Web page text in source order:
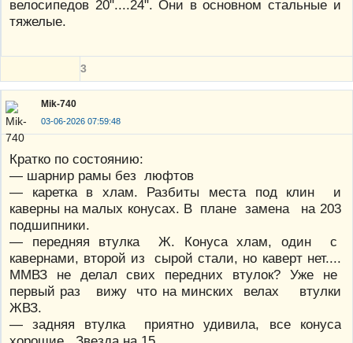
велосипедов 20"....24". Они в основном стальные и
тяжелые.
3
Mik-740
03-06-2026 07:59:48
Кратко по состоянию:
— шарнир рамы без люфтов
— каретка в хлам. Разбиты места под клин и
каверны на малых конусах. В плане замена на 203
подшипники.
— передняя втулка Ж. Конуса хлам, один с
кавернами, второй из сырой стали, но каверт нет....
ММВЗ не делал свих передних втулок? Уже не
первый раз вижу что на минских велах втулки
ЖВЗ.
— задняя втулка приятно удивила, все конуса